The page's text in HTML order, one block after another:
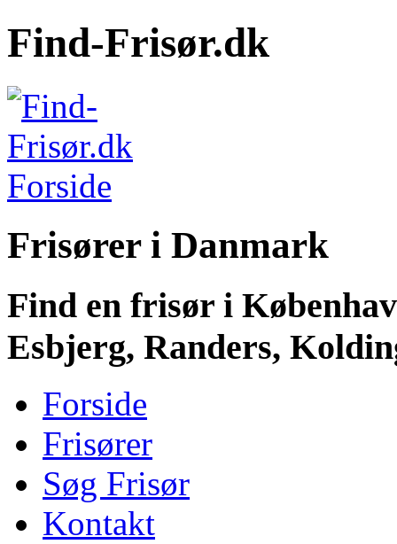
Find-Frisør.dk
Frisører i Danmark
Find en frisør i
Esbjerg, Randers,
Forside
Frisører
Søg Frisør
Kontakt